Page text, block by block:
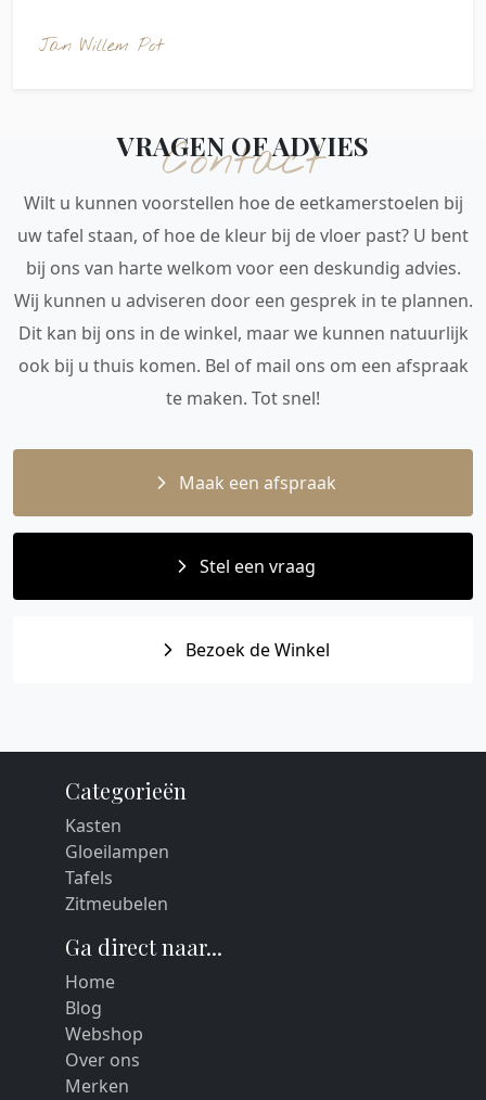
Jan Willem Pot
Contact
VRAGEN OF ADVIES
Wilt u kunnen voorstellen hoe de eetkamerstoelen bij
uw tafel staan, of hoe de kleur bij de vloer past? U bent
bij ons van harte welkom voor een deskundig advies.
Wij kunnen u adviseren door een gesprek in te plannen.
Dit kan bij ons in de winkel, maar we kunnen natuurlijk
ook bij u thuis komen. Bel of mail ons om een afspraak
te maken. Tot snel!
Maak een afspraak
Stel een vraag
Bezoek de Winkel
Categorieën
Kasten
Gloeilampen
Tafels
Zitmeubelen
Ga direct naar...
Home
Blog
Webshop
Over ons
Merken